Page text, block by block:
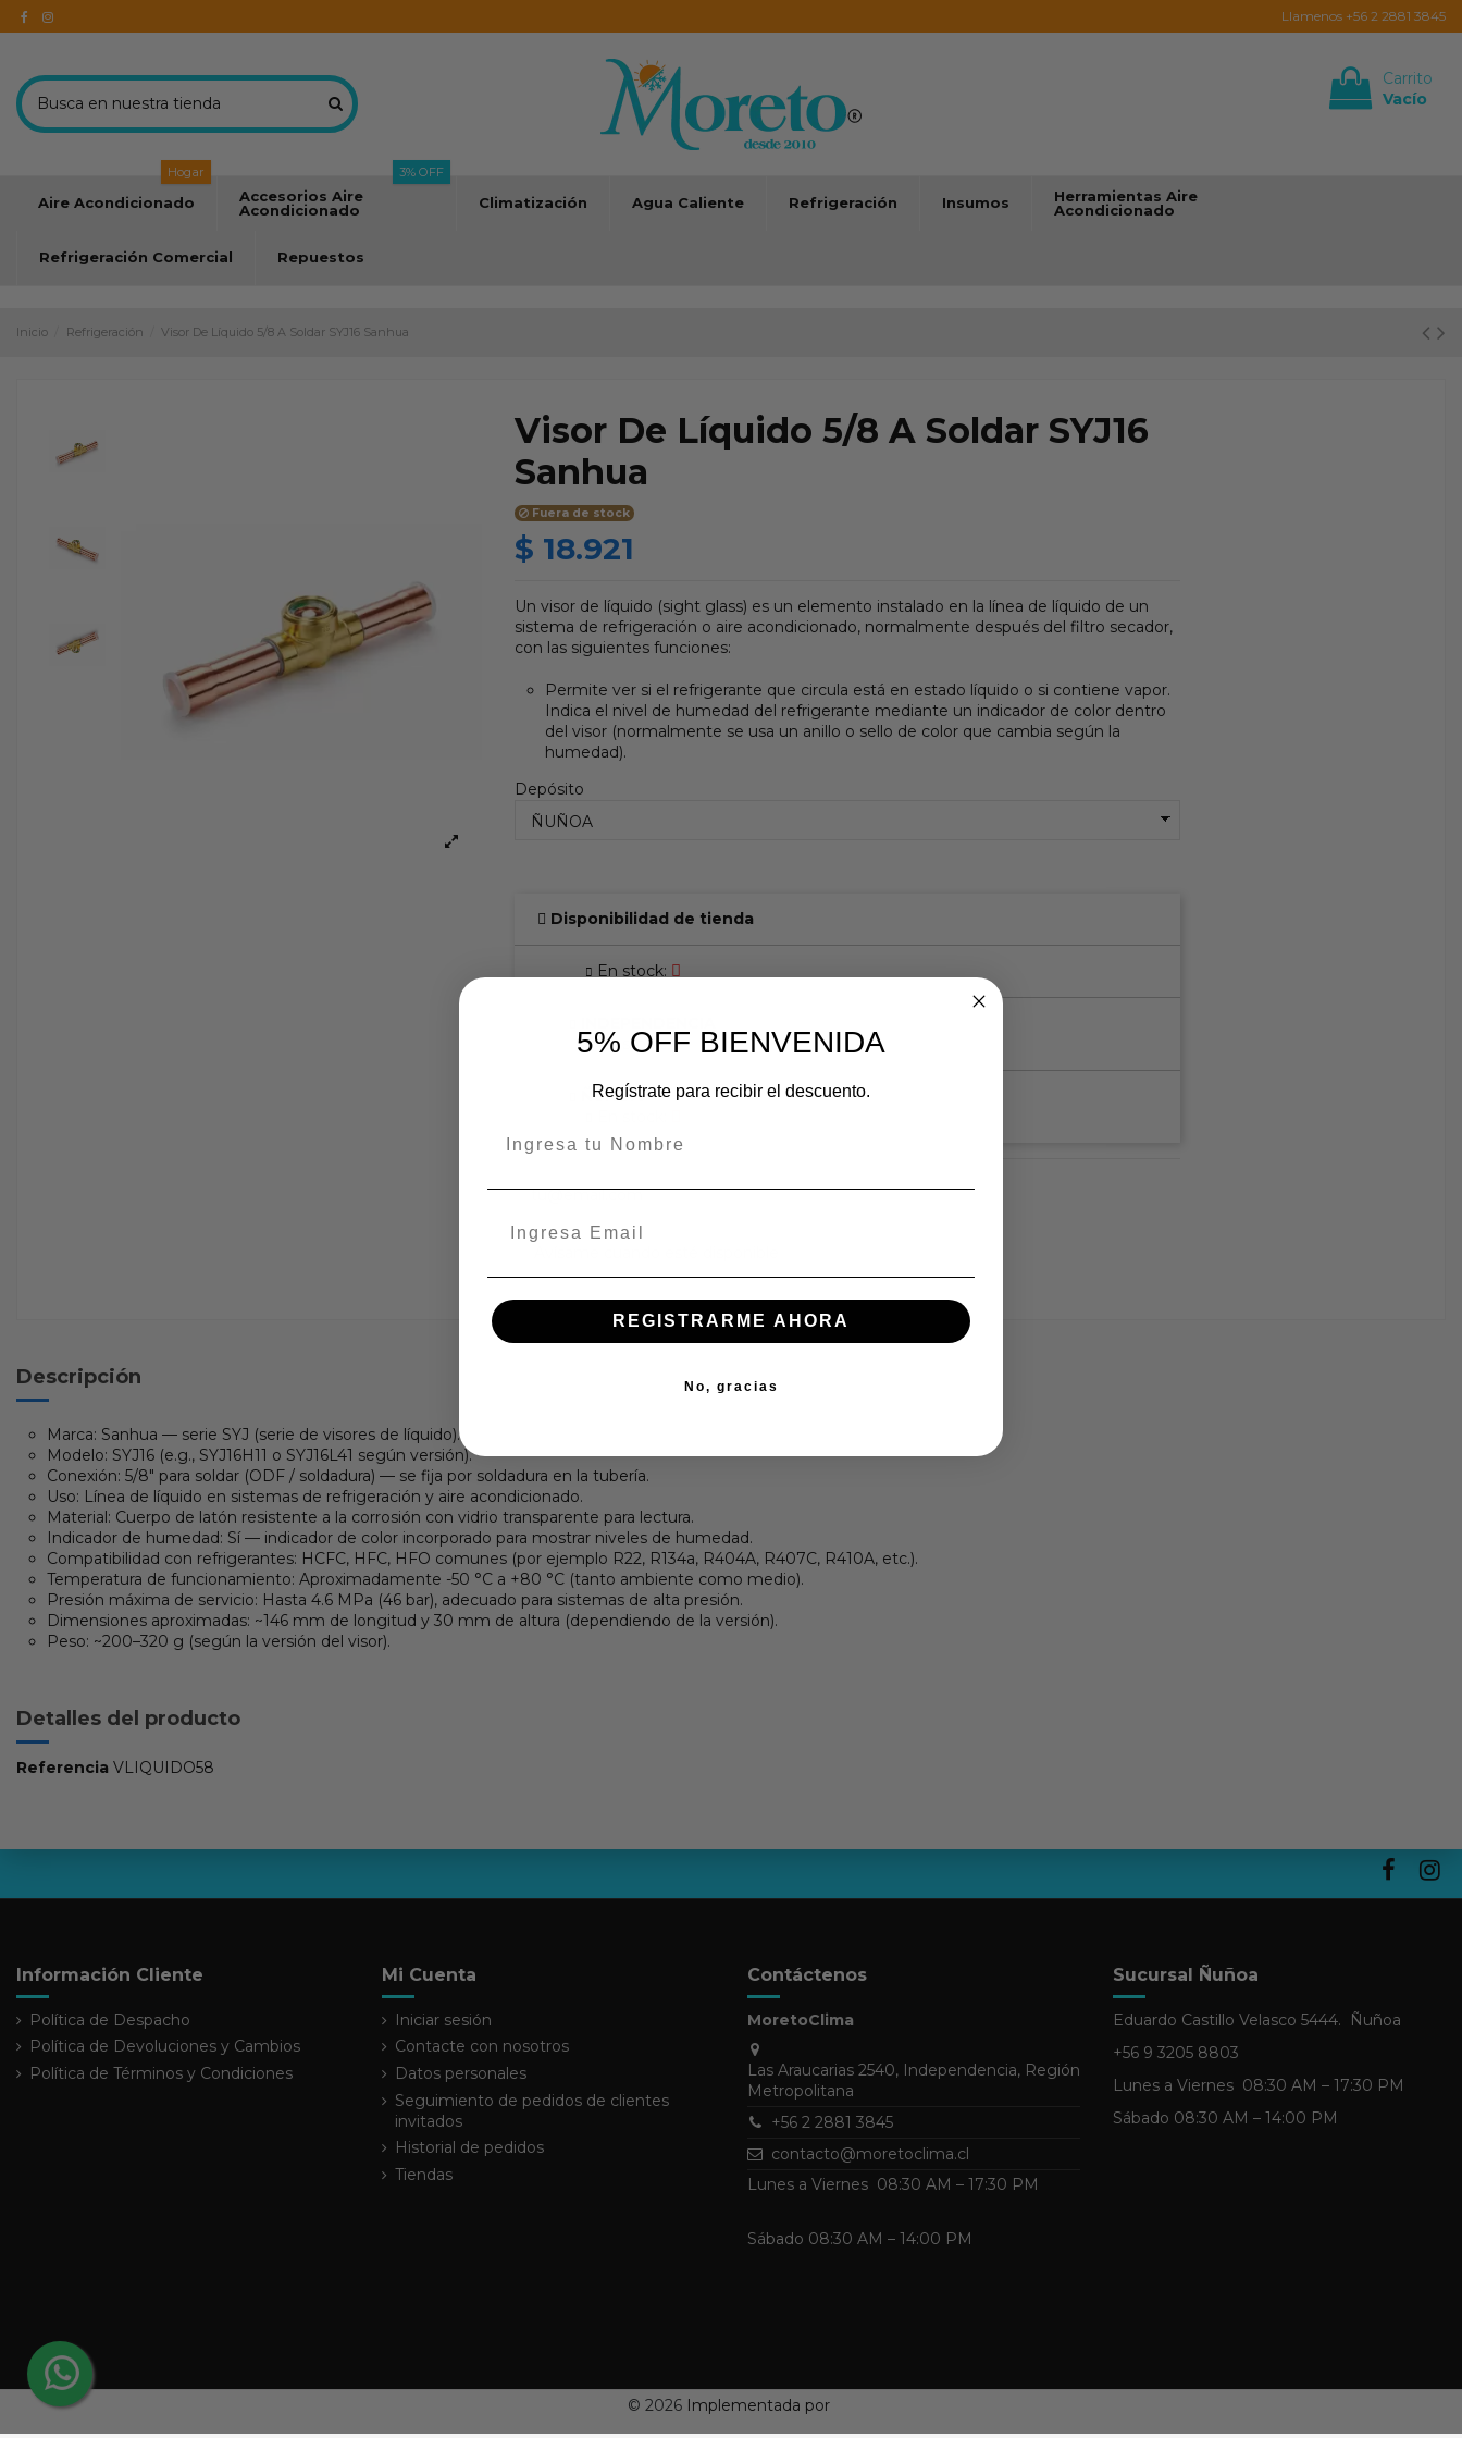
Llamenos +56 2 2881 3845
Carrito
Vacío
Aire Acondicionado
Hogar
Accesorios Aire
Acondicionado
3% OFF
Climatización Agua Caliente Refrigeración Insumos
Herramientas Aire
Acondicionado
Refrigeración Comercial Repuestos
Inicio Refrigeración Visor De Líquido 5/8 A Soldar SYJ16 Sanhua
Visor De Líquido 5/8 A Soldar SYJ16
Sanhua
Fuera de stock
$ 18.921
Un visor de líquido (sight glass) es un elemento instalado en la línea de líquido de un
sistema de refrigeración o aire acondicionado, normalmente después del filtro secador,
con las siguientes funciones:
Permite ver si el refrigerante que circula está en estado líquido o si contiene vapor.
Indica el nivel de humedad del refrigerante mediante un indicador de color dentro
del visor (normalmente se usa un anillo o sello de color que cambia según la
humedad).
Depósito
Disponibilidad de tienda
En stock:
En stock:
ÑUÑOA
Descripción
Marca: Sanhua — serie SYJ (serie de visores de líquido).
Modelo: SYJ16 (e.g., SYJ16H11 o SYJ16L41 según versión).
Conexión: 5/8″ para soldar (ODF / soldadura) — se fija por soldadura en la tubería.
Uso: Línea de líquido en sistemas de refrigeración y aire acondicionado.
Material: Cuerpo de latón resistente a la corrosión con vidrio transparente para lectura.
Indicador de humedad: Sí — indicador de color incorporado para mostrar niveles de humedad.
Compatibilidad con refrigerantes: HCFC, HFC, HFO comunes (por ejemplo R22, R134a, R404A, R407C, R410A, etc.).
Temperatura de funcionamiento: Aproximadamente -50 °C a +80 °C (tanto ambiente como medio).
Presión máxima de servicio: Hasta 4.6 MPa (46 bar), adecuado para sistemas de alta presión.
Dimensiones aproximadas: ~146 mm de longitud y 30 mm de altura (dependiendo de la versión).
Peso: ~200–320 g (según la versión del visor).
Detalles del producto
Referencia VLIQUIDO58
Información Cliente
Política de Despacho
Política de Devoluciones y Cambios
Política de Términos y Condiciones
Mi Cuenta
Iniciar sesión
Contacte con nosotros
Datos personales
Seguimiento de pedidos de clientes
invitados
Historial de pedidos
Tiendas
Contáctenos
MoretoClima
Las Araucarias 2540, Independencia, Región
Metropolitana
+56 2 2881 3845
contacto@moretoclima.cl
Lunes a Viernes 08:30 AM – 17:30 PM
Sábado 08:30 AM – 14:00 PM
Sucursal Ñuñoa
Eduardo Castillo Velasco 5444. Ñuñoa
+56 9 3205 8803
Lunes a Viernes 08:30 AM – 17:30 PM
Sábado 08:30 AM – 14:00 PM
© 2026 Implementada por
5% OFF BIENVENIDA
Regístrate para recibir el descuento.
REGISTRARME AHORA
No, gracias